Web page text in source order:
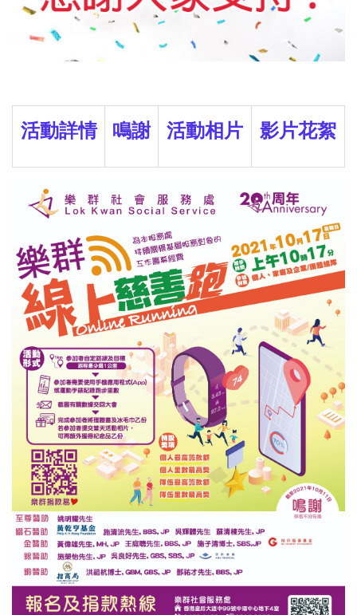
活動詳情 鳴謝 活動相片 影片花絮